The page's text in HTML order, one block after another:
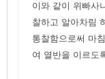
이와 같이 위빠사
찰하고 알아차림
통찰함으로써 마
여 열반을 이르도